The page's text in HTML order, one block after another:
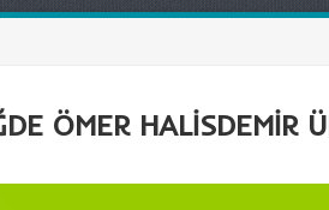
ÖMER HALİSDEMİR